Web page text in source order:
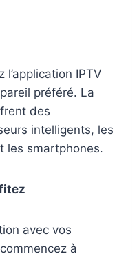
IPTV
préféré. La
des
intelligents, les
les smartphones.
avec vos
à